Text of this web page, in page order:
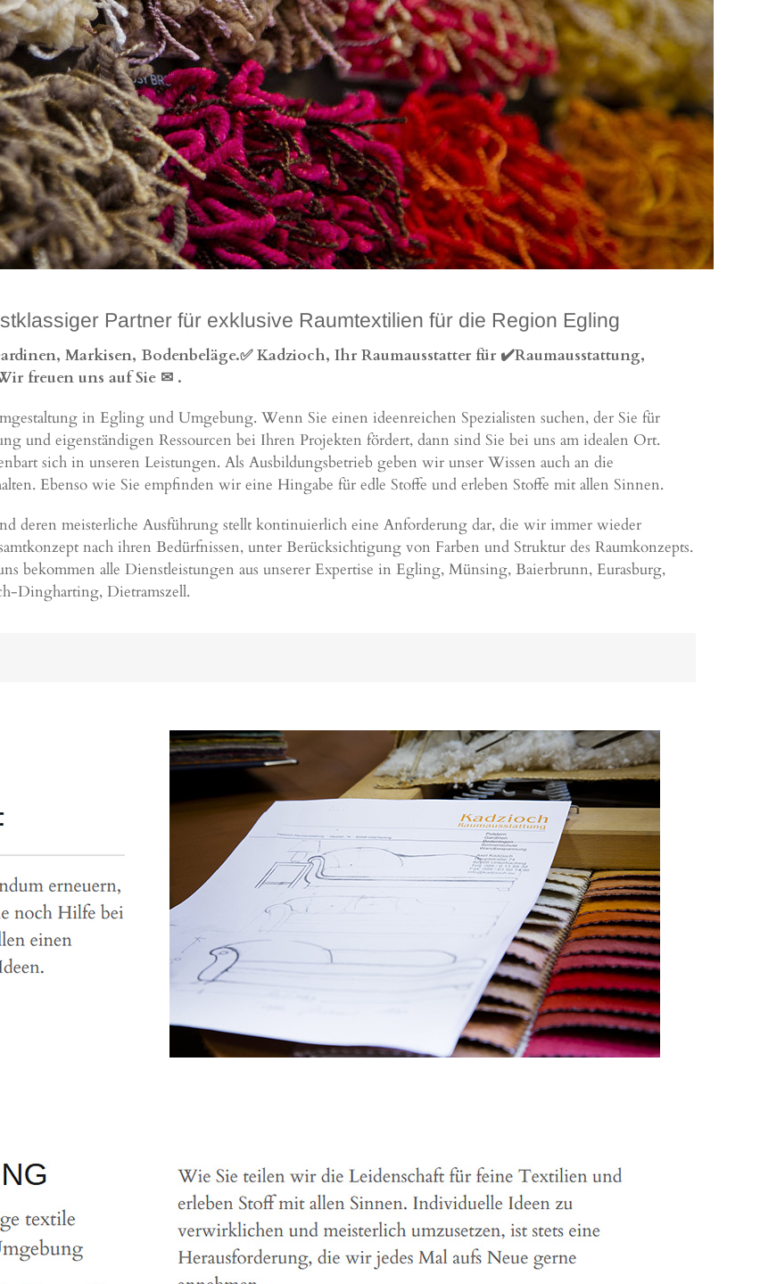
Partner für exklusive Raumtextilien für die Region Egling
Markisen, Bodenbeläge.✅ Kadzioch, Ihr Raumausstatter für ✔️Raumausstattung,
freuen uns auf Sie ✉ .
in Egling und Umgebung. Wenn Sie einen ideenreichen Spezialisten suchen, der Sie für
und eigenständigen Ressourcen bei Ihren Projekten fördert, dann sind Sie bei uns am idealen Ort.
sich in unseren Leistungen. Als Ausbildungsbetrieb geben wir unser Wissen auch an die
Ebenso wie Sie empfinden wir eine Hingabe für edle Stoffe und erleben Stoffe mit allen Sinnen.
deren meisterliche Ausführung stellt kontinuierlich eine Anforderung dar, die wir immer wieder
nach ihren Bedürfnissen, unter Berücksichtigung von Farben und Struktur des Raumkonzepts.
bekommen alle Dienstleistungen aus unserer Expertise in Egling, Münsing, Baierbrunn, Eurasburg,
Dingharting, Dietramszell.